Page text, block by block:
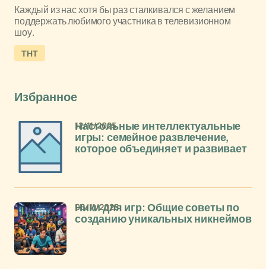
Каждый из нас хотя бы раз сталкивался с желанием
поддержать любимого участника в телевизионном
шоу.
ТНТ
Избранное
Настольные интеллектуальные
игры: семейное развлечение,
которое объединяет и развивает
12/11/2025
Ники для игр: Общие советы по
созданию уникальных никнеймов
06/11/2025